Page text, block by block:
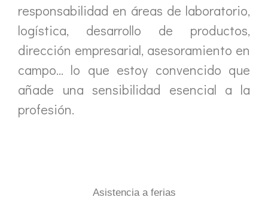
responsabilidad en áreas de laboratorio,
logística, desarrollo de productos,
dirección empresarial, asesoramiento en
campo… lo que estoy convencido que
añade una sensibilidad esencial a la
profesión.
Asistencia a ferias